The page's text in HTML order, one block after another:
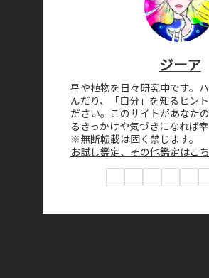
ジーア
星や植物を日々研究中です。
んだり、「自分」を知るヒン
ださい。このサイトがあなた
るきっかけや気づきになれば幸
※無断転載は固く禁じます。
お試し鑑定、その他鑑定はこ